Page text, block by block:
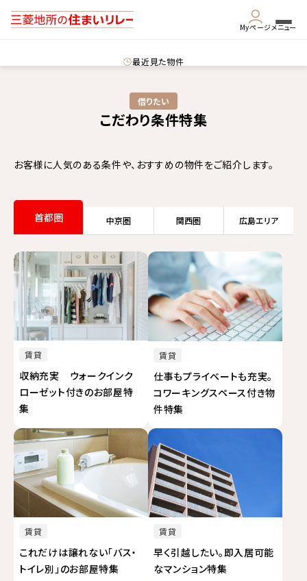
Myページメニュー
最近見た物件
借りたい​
こだわり条件特集
お客様に人気のある条件や、おすすめの物件をご紹介します。
首都圏 中京圏 関西圏 広島エリア
賃貸
収納充実 ウォークインク
ローゼット付きのお部屋特
集
賃貸
仕事もプライベートも充実。
コワーキングスペース付き物
件特集
賃貸
これだけは譲れない「バス・
トイレ別」のお部屋特集
賃貸
早く引越したい。即入居可能
なマンション特集